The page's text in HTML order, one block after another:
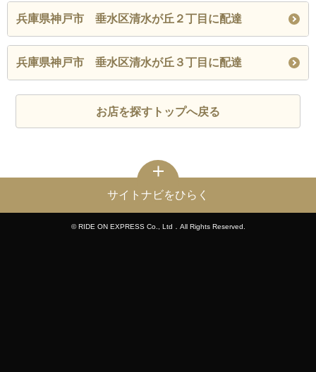
兵庫県神戸市 垂水区清水が丘２丁目に配達
兵庫県神戸市 垂水区清水が丘３丁目に配達
お店を探すトップへ戻る
サイトナビをひらく
© RIDE ON EXPRESS Co., Ltd．All Rights Reserved.